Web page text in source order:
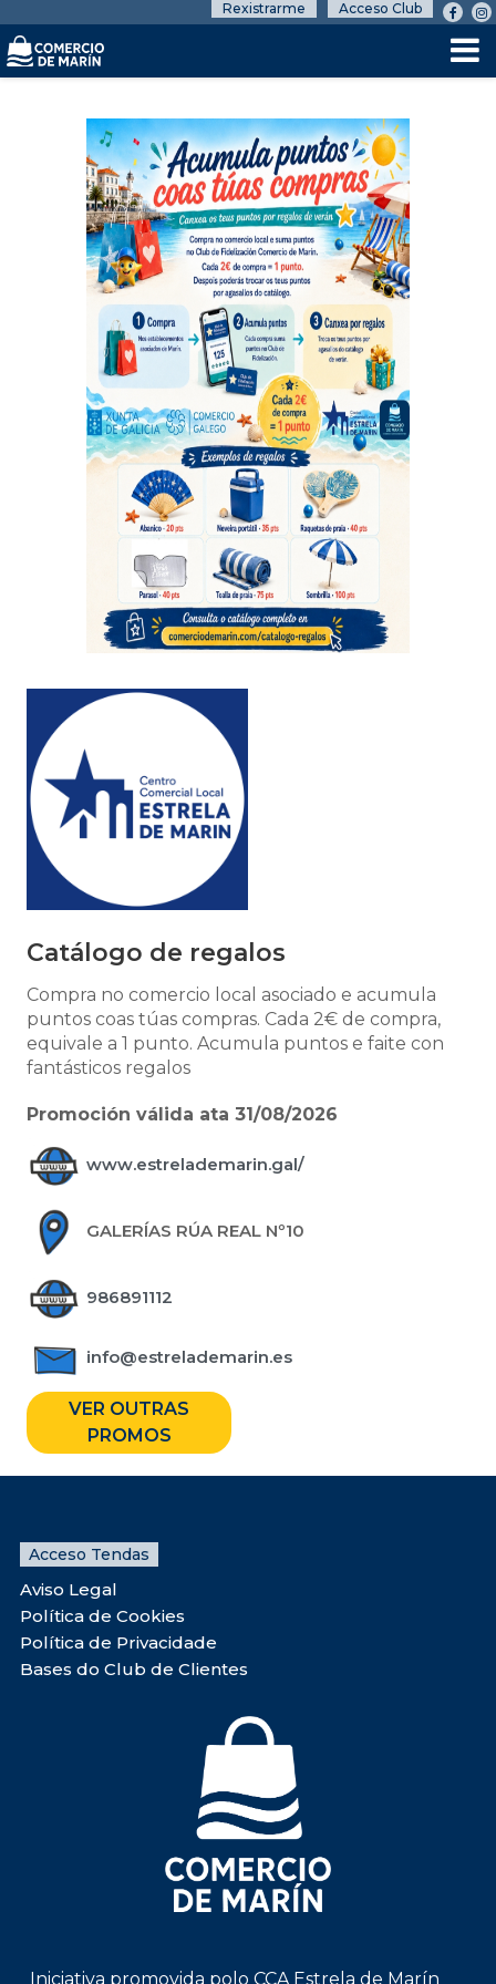
Rexistrarme Acceso Club
Catálogo de regalos
Compra no comercio local asociado e acumula
puntos coas túas compras. Cada 2€ de compra,
equivale a 1 punto. Acumula puntos e faite con
fantásticos regalos
Promoción válida ata 31/08/2026
www.estrelademarin.gal/
GALERÍAS RÚA REAL Nº10
986891112
info@estrelademarin.es
VER OUTRAS
PROMOS
Acceso Tendas
Aviso Legal
Política de Cookies
Política de Privacidade
Bases do Club de Clientes
Iniciativa promovida polo CCA Estrela de Marín